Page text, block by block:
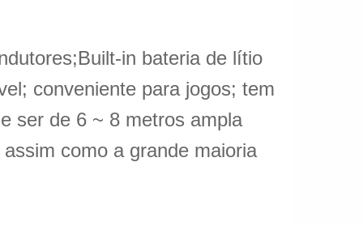
in bateria de lítio
conveniente para jogos; tem
ser de 6 ~ 8 metros ampla
como a grande maioria